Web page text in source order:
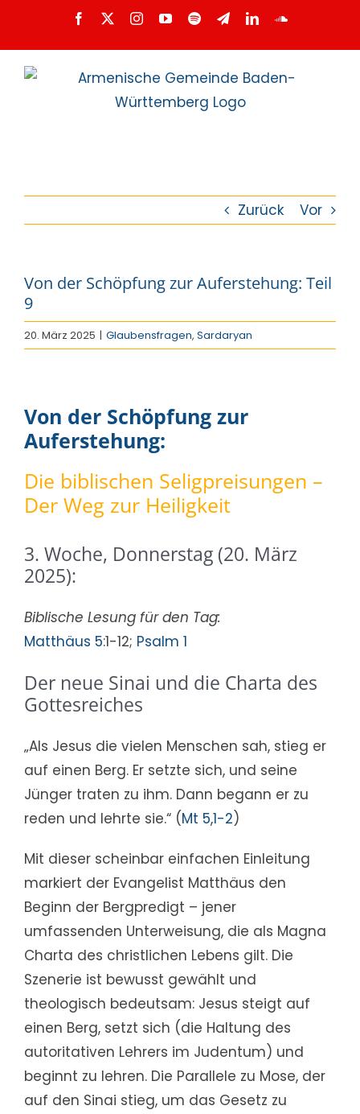
Facebook InstagramYouTube
SpotifyTelegramLinkedInSoundCloud
Zurück Vor
Von der Schöpfung zur Auferstehung: Teil
9
20. März 2025 | Glaubensfragen, Sardaryan
Von der Schöpfung zur
Auferstehung:
Die biblischen Seligpreisungen –
Der Weg zur Heiligkeit
3. Woche, Donnerstag (20. März
2025):
Biblische Lesung für den Tag:
Matthäus 5:1-12; Psalm 1
Der neue Sinai und die Charta des
Gottesreiches
„Als Jesus die vielen Menschen sah, stieg er
auf einen Berg. Er setzte sich, und seine
Jünger traten zu ihm. Dann begann er zu
reden und lehrte sie.“ (Mt 5,1-2)
Mit dieser scheinbar einfachen Einleitung
markiert der Evangelist Matthäus den
Beginn der Bergpredigt – jener
umfassenden Unterweisung, die als Magna
Charta des christlichen Lebens gilt. Die
Szenerie ist bewusst gewählt und
theologisch bedeutsam: Jesus steigt auf
einen Berg, setzt sich (die Haltung des
autoritativen Lehrers im Judentum) und
beginnt zu lehren. Die Parallele zu Mose, der
auf den Sinai stieg, um das Gesetz zu